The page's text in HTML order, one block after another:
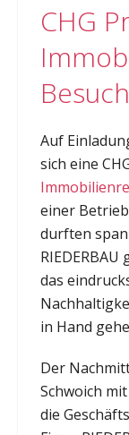
CHG
Auf
sich eine
einer
durften
das
in Hand
Der
Schwoich
die